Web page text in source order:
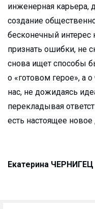
инженерная карьера,
создание
бесконечный интерес
признать ошибки, не
снова ищет способы
о «готовом герое», а
нас, не дожидаясь
перекладывая
есть настоящее
Екатерина ЧЕРНИГЕЦ